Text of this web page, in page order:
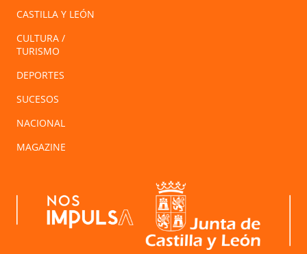
CASTILLA Y LEÓN
CULTURA /
TURISMO
DEPORTES
SUCESOS
NACIONAL
MAGAZINE